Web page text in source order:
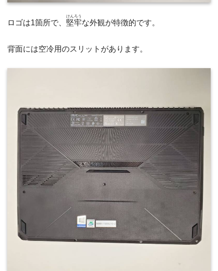
ロゴは1箇所で、 堅牢
けんろう
な外観が特徴的です。
背面には空冷用のスリットがあります。